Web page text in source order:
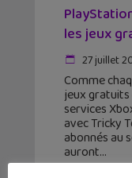
les jeux
27 juillet
Comme
jeux gratuits
services
avec Tricky
abonnés au
auront